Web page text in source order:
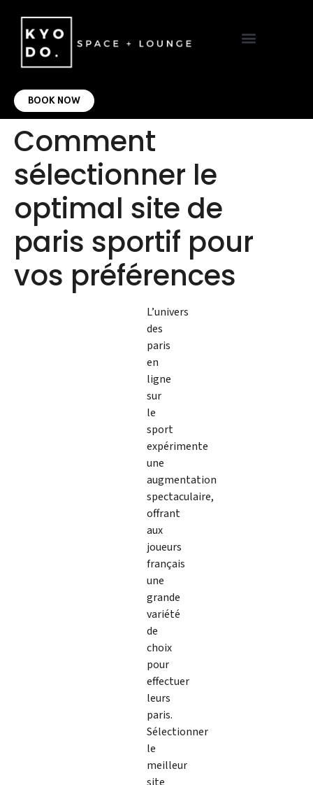
BOOK NOW
Comment
sélectionner le
optimal site de
paris sportif pour
vos préférences
L’univers
des
paris
en
ligne
sur
le
sport
expérimente
une
augmentation
spectaculaire,
offrant
aux
joueurs
français
une
grande
variété
de
choix
pour
effectuer
leurs
paris.
Sélectionner
le
meilleur